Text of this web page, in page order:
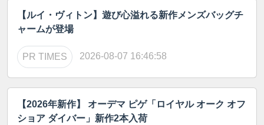
【ルイ・ヴィトン】遊び心溢れる新作メンズバッグチ
ャームが登場
PR TIMES 2026-08-07 16:46:58
【2026年新作】 オーデマ ピゲ「ロイヤル オーク オフ
ショア ダイバー」新作2本入荷